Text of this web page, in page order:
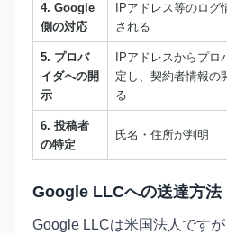
4. Google
側の対応
IPアドレス等のログ
される
5. プロバ
イダへの開
示
IPアドレスからプロ
定し、契約者情報の
る
6. 投稿者
の特定
氏名・住所が判明
Google LLCへの送達方法
Google LLCは米国法人です